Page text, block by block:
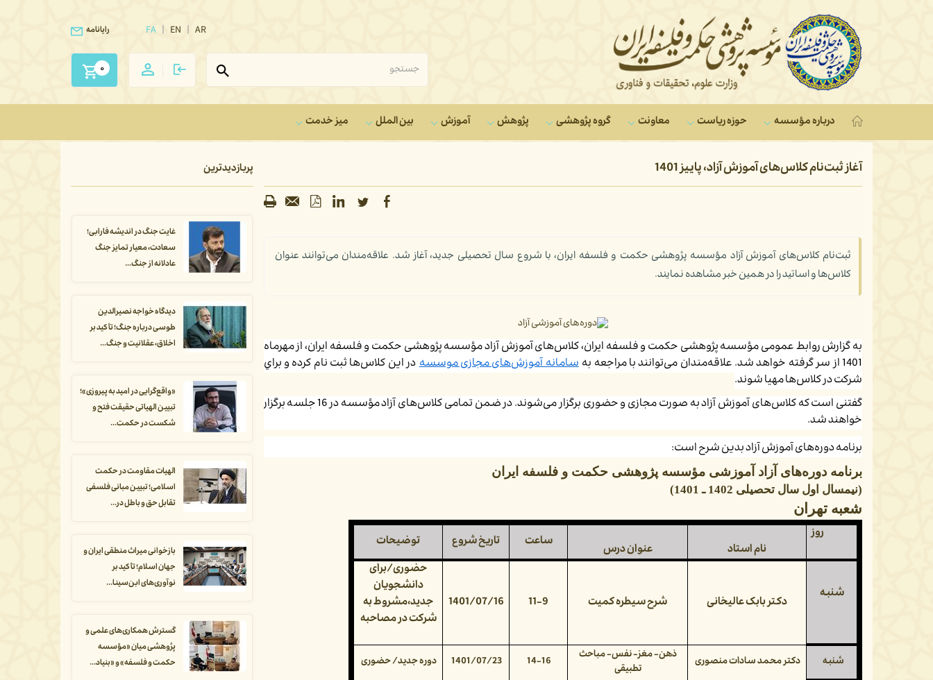
FA EN AR رایانامه
0
درباره مؤسسه حوزه ریاست معاونت‌ گروه‌ پژوهشی پژوهش آموزش بین الملل میز خدمت
آغاز ثبت‌نام کلاس‌های آموزش آزاد، پاییز 1401
ثبت‌نام کلاس‌های آموزش آزاد مؤسسه پژوهشی حکمت و فلسفه ایران، با شروع سال تحصیلی جدید، آغاز شد. علاقه‌مندان می‌توانند عنوان
کلاس‌ها و اساتید را در همین خبر مشاهده نمایند.
به گزارش روابط عمومی مؤسسه پژوهشی حکمت و فلسفه ایران، کلاس‌های آموزش آزاد مؤسسه پژوهشی حکمت و فلسفه ایران، از مهرماه
1401 از سر گرفته خواهد شد. علاقه‌مندان می‌توانند با مراجعه به
سامانه آموزش‌های مجازی موسسهدر این کلاس‌ها ثبت نام کرده و براي
شرکت در کلاس‌ها مهیا شوند.
گفتنی است که کلاس‌های آموزش آزاد به صورت مجازی و حضوری برگزار می‌شوند. در ضمن تمامی کلاس‌های آزاد مؤسسه در 16 جلسه برگزار
خواهند شد.
برنامه دوره‌های آموزش آزاد بدین شرح است:
برنامه دوره‌های آزاد آموزشی مؤسسه پژوهشی حکمت و فلسفه ایران
(نیمسال اول سال تحصیلی 1402 ـ 1401)
شعبه تهران
روز
نام استاد
عنوان درس ساعت تاریخ شروع توضیحات
شنبه
دکتر بابک عالیخانی شرح سیطره کمیت 11-9
1401/07/16
حضوری/برای
دانشجویان
جدید،مشروط به
شرکت در مصاحبه
شنبه دکتر محمد سادات منصوری
ذهن- مغز- نفس- مباحث
تطبیقی
14-16
1401/07/23 دوره جدید/ حضوری
پربازدیدترین
غایت جنگ در اندیشه فارابی؛
سعادت، معیار تمایز جنگ
عادلانه از جنگ...
دیدگاه خواجه نصیرالدین
طوسی درباره جنگ؛ تأکید بر
اخلاق، عقلانیت و جنگ...
«واقع‌گرایی در امید به پیروزی»؛
تبیین الهیاتی حقیقت فتح و
شکست در حکمت...
الهیات مقاومت در حکمت
اسلامی؛ تبیین مبانی فلسفی
تقابل حق و باطل در...
بازخوانی میراث منطقی ایران و
جهان اسلام؛ تأکید بر
نوآوری‌های ابن‌سینا...
گسترش همکاری‌های علمی و
پژوهشی میان «مؤسسه
حکمت و فلسفه» و «بنیاد...